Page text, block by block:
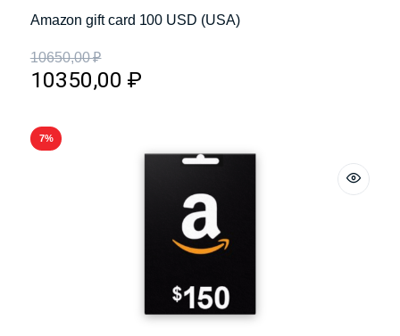
Amazon gift card 100 USD (USA)
10650,00₽
10350,00 ₽
7%